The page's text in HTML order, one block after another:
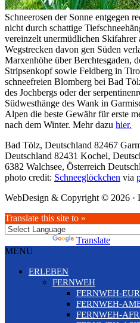
Schneerosen der Sonne entgegen
nicht durch schattige
vereinzelt unermüdlichen Skifahrer
Wegstrecken davon gen Süden
Marxenhöhe über Berchtesgaden,
Stripsenkopf sowie Feldberg in
schneefreien Blomberg bei Bad
des Jochbergs oder der
Südwesthänge des Wank in
Alpen die beste Gewähr für erste
nach dem Winter. Mehr dazu hier.
Bad Tölz, Deutschland 82467
Deutschland 82431 Kochel,
6382 Walchsee, Österreich
photo credit: Schneeglöckchen via
WebDesign & Copyright © 2026 ·
Translate this site to »
Translate
MENU
ERLEBEN
FERNWEH
FERNWEH-
FERNWEH-
FERNWEH-